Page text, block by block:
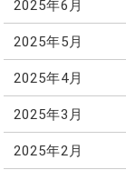
2025年6月
2025年5月
2025年4月
2025年3月
2025年2月